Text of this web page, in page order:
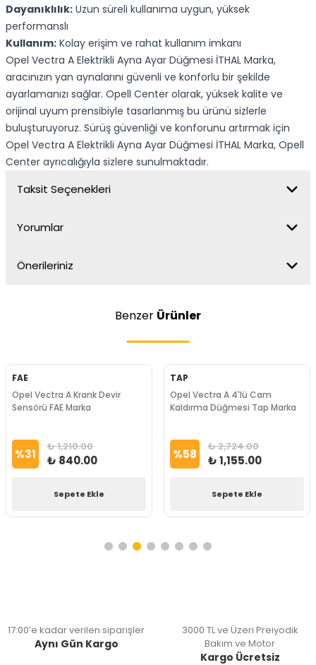
Dayanıklılık: Uzun süreli kullanıma uygun, yüksek
performanslı
Kullanım: Kolay erişim ve rahat kullanım imkanı
Opel Vectra A Elektrikli Ayna Ayar Düğmesi İTHAL Marka,
aracınızın yan aynalarını güvenli ve konforlu bir şekilde
ayarlamanızı sağlar. Opell Center olarak, yüksek kalite ve
orijinal uyum prensibiyle tasarlanmış bu ürünü sizlerle
buluşturuyoruz. Sürüş güvenliği ve konforunu artırmak için
Opel Vectra A Elektrikli Ayna Ayar Düğmesi İTHAL Marka, Opell
Center ayrıcalığıyla sizlere sunulmaktadır.
Taksit Seçenekleri
Yorumlar
Önerileriniz
Benzer Ürünler
FAE
Opel Vectra A Krank Devir
Sensörü FAE Marka
%31 ₺ 1,210.00
₺ 840.00
Sepete Ekle
TAP
Opel Vectra A 4'lü Cam
Kaldırma Düğmesi Tap Marka
%58 ₺ 2,724.00
₺ 1,155.00
Sepete Ekle
17:00’e kadar verilen siparişler
Aynı Gün Kargo
3000 TL ve Üzeri Preiyodik
Bakım ve Motor
Kargo Ücretsiz